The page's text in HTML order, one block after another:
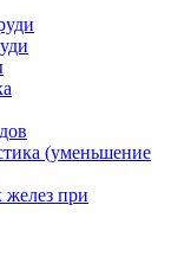
(уменьшение
желез при